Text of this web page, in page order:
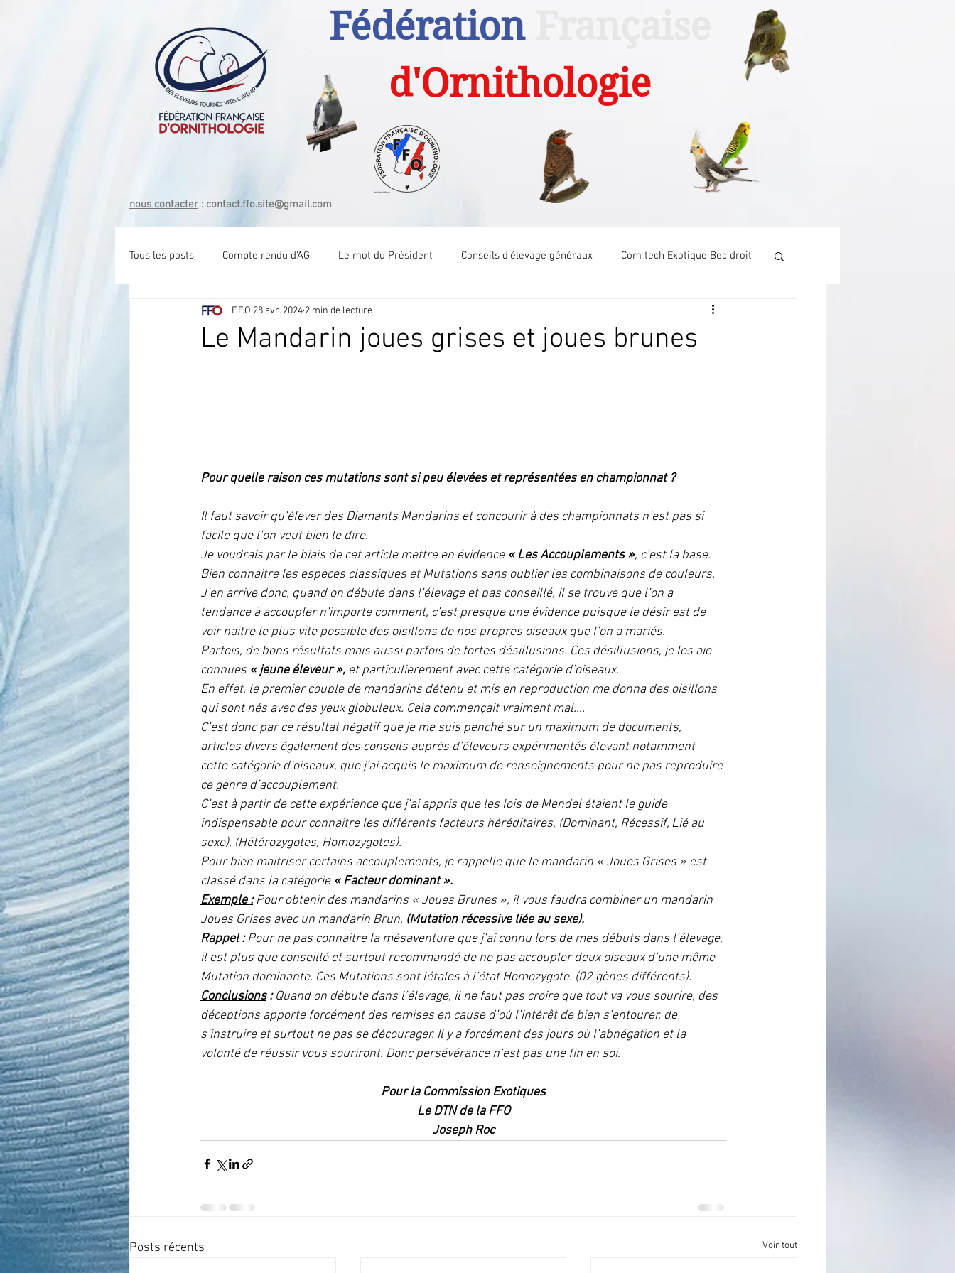
Fédération
d'Ornithologie
nous contacter : contact.ffo.site@gmail.com
Tous les posts Compte rendu d'AG Le mot du Président Conseils d'élevage généraux Com tech Exotique Bec droit
Com tech Exotique Bec crochu Com Tech Canari couleur Com Tech Canari chant
Conseils d'élevage faune européenne CNJ-FFO JOURNÉES TECHNIQUES Galerie Comptes Rendus
Nouveautés Nos juges Protection de la nature
La Protection
Le Mandarin joues grises et joues brunes
F.F.O 28 avr. 2024 2 min de lecture
Pour quelle raison ces mutations sont si peu élevées et représentées en championnat ?
Il faut savoir qu’élever des Diamants Mandarins et concourir à des championnats n’est pas si
facile que l’on veut bien le dire.
Je voudrais par le biais de cet article mettre en évidence « Les Accouplements », c’est la base.
Bien connaitre les espèces classiques et Mutations sans oublier les combinaisons de couleurs.
J’en arrive donc, quand on débute dans l’élevage et pas conseillé, il se trouve que l’on a
tendance à accoupler n’importe comment, c’est presque une évidence puisque le désir est de
voir naitre le plus vite possible des oisillons de nos propres oiseaux que l’on a mariés.
Parfois, de bons résultats mais aussi parfois de fortes désillusions. Ces désillusions, je les aie
connues « jeune éleveur », et particulièrement avec cette catégorie d’oiseaux.
En effet, le premier couple de mandarins détenu et mis en reproduction me donna des oisillons
qui sont nés avec des yeux globuleux. Cela commençait vraiment mal….
C’est donc par ce résultat négatif que je me suis penché sur un maximum de documents,
articles divers également des conseils auprès d’éleveurs expérimentés élevant notamment
cette catégorie d’oiseaux, que j’ai acquis le maximum de renseignements pour ne pas reproduire
ce genre d’accouplement.
C’est à partir de cette expérience que j’ai appris que les lois de Mendel étaient le guide
indispensable pour connaitre les différents facteurs héréditaires, (Dominant, Récessif, Lié au
sexe), (Hétérozygotes, Homozygotes).
Pour bien maitriser certains accouplements, je rappelle que le mandarin « Joues Grises » est
classé dans la catégorie « Facteur dominant ».
Exemple : Pour obtenir des mandarins « Joues Brunes », il vous faudra combiner un mandarin
Joues Grises avec un mandarin Brun, (Mutation récessive liée au sexe).
Rappel : Pour ne pas connaitre la mésaventure que j’ai connu lors de mes débuts dans l’élevage,
il est plus que conseillé et surtout recommandé de ne pas accoupler deux oiseaux d’une même
Mutation dominante. Ces Mutations sont létales à l’état Homozygote. (02 gènes différents).
Conclusions : Quand on débute dans l’élevage, il ne faut pas croire que tout va vous sourire, des
déceptions apporte forcément des remises en cause d’où l’intérêt de bien s’entourer, de
s’instruire et surtout ne pas se décourager. Il y a forcément des jours où l’abnégation et la
volonté de réussir vous souriront. Donc persévérance n’est pas une fin en soi.
Pour la Commission Exotiques
Le DTN de la FFO
Joseph Roc
Posts récents Voir tout